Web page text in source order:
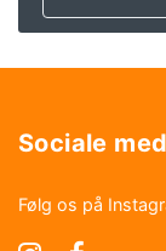
Sociale
Følg os på